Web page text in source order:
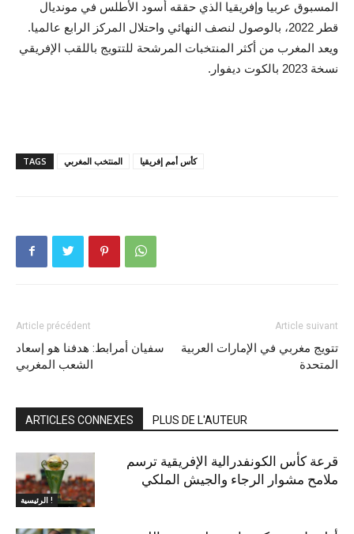
المسبوق عربيا وإفريقيا الذي حققه أسود الأطلس في مونديال
قطر 2022، بالوصول لنصف النهائي واحتلال المركز الرابع عالميا.
ويعد المغرب من أكثر المنتخبات المرشحة للتتويج باللقب الإفريقي
نسخة 2023 بالكوت ديفوار.
TAGS المنتخب المغربي كأس أمم إفريقيا
Article précédent
سفيان أمرابط: هدفنا هو إسعاد
الشعب المغربي
Article suivant
تتويج مغربي في الإمارات العربية
المتحدة
ARTICLES CONNEXES PLUS DE L'AUTEUR
الرئيسية !
قرعة كأس الكونفدرالية الإفريقية ترسم
ملامح مشوار الرجاء والجيش الملكي